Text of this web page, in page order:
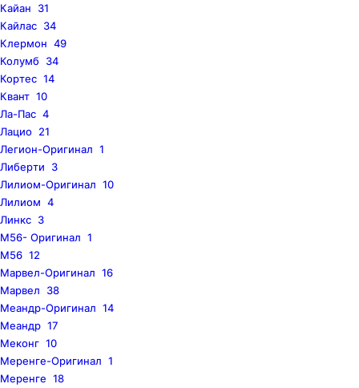
Кайан
31
Кайлас 34
Клермон 49
Колумб
34
Кортес 14
Квант 10
Ла-Пас 4
Лацио 21
Легион-Оригинал 1
Либерти
3
Лилиом-Оригинал 10
Лилиом 4
Линкс 3
M56- Оригинал 1
M56 12
Марвел-Оригинал 16
Марвел
38
Меандр-Оригинал 14
Меандр 17
Меконг 10
Меренге-Оригинал 1
Меренге 18